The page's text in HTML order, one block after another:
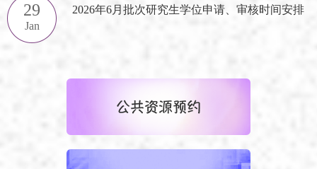
29
Jan
2026年6月批次研究生学位申请、审核时间安排